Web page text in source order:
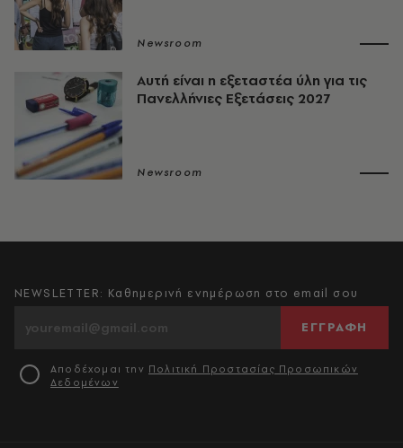
Newsroom
Αυτή είναι η εξεταστέα ύλη για τις
Πανελλήνιες Εξετάσεις 2027
Newsroom
NEWSLETTER: Καθημερινή ενημέρωση στο email σου
ΕΓΓΡΑΦΗ
Αποδέχομαι την Πολιτική Προστασίας Προσωπικών
Δεδομένων